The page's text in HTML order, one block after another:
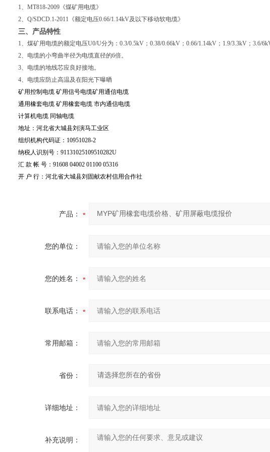
1、MT818-2009《煤矿用电缆》
2、Q/SDCD.1-2011《额定电压0.66/1.14kV及以下移动软电缆》
三、产品特性
1、煤矿用电缆的额定电压U0/U分为：0.3/0.5kV；0.38/0.66kV；0.66/1.14kV；1.9/3.3kV；3.6/
2、电缆的小弯曲半径为电缆直径的6倍。
3、电缆的地线芯应良好接地。
4、电缆应防止高温及在阳光下曝晒
矿用控制电缆 矿用信号电缆矿用通信电缆
通用橡套电缆 矿用橡套电缆 市内通信电缆
计算机电缆 同轴电缆
地址：河北省大城县刘演马工业区
组织机构代码证：10951028-2
纳税人识别号：91131025109510282U
汇 款 帐 号：91608 04002 01100 05316
开 户 行：河北省大城县刘固献农村信用合作社
产品：
您的单位：
您的姓名：
联系电话：
常用邮箱：
省份：
详细地址：
补充说明：